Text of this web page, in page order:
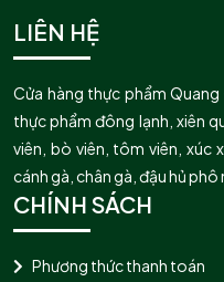
LIÊN HỆ
Cửa hàng thực phẩm
thực phẩm đông lạnh, xiên
viên, bò viên, tôm viên, xúc
cánh gà, chân gà, đậu hủ phô
CHÍNH SÁCH
Phương thức thanh toán